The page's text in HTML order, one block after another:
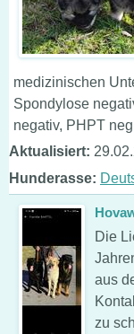
medizinischen
Spondylose
negativ, PHPT
Aktualisiert:
Hunderasse:
Die
aus
zu